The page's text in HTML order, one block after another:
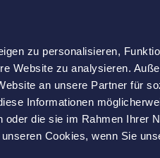
zu personalisieren,
Website zu analysieren.
an unsere Partner für
Informationen
die sie im Rahmen Ihrer
Cookies, wenn Sie